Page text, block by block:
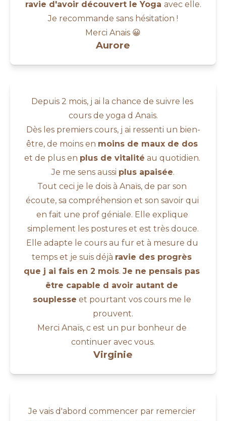
ravie d'avoir découvert le Yoga avec elle.
Je recommande sans hésitation !
Merci Anais 😀
Aurore
Depuis 2 mois, j ai la chance de suivre les
cours de yoga d Anaïs.
Dès les premiers cours, j ai ressenti un bien-
être, de moins en moins de maux de dos
et de plus en plus de vitalité au quotidien.
Je me sens aussi plus apaisée.
Tout ceci je le dois à Anaïs, de par son
écoute, sa compréhension et son savoir qui
en fait une prof géniale. Elle explique
simplement les postures et est très douce.
Elle adapte le cours au fur et à mesure du
temps et je suis déjà ravie des progrès
que j ai fais en 2 mois. Je ne pensais pas
être capable d avoir autant de
souplesse et pourtant vos cours me le
prouvent.
Merci Anaïs, c est un pur bonheur de
continuer avec vous.
Virginie
Je vais d'abord commencer par remercier